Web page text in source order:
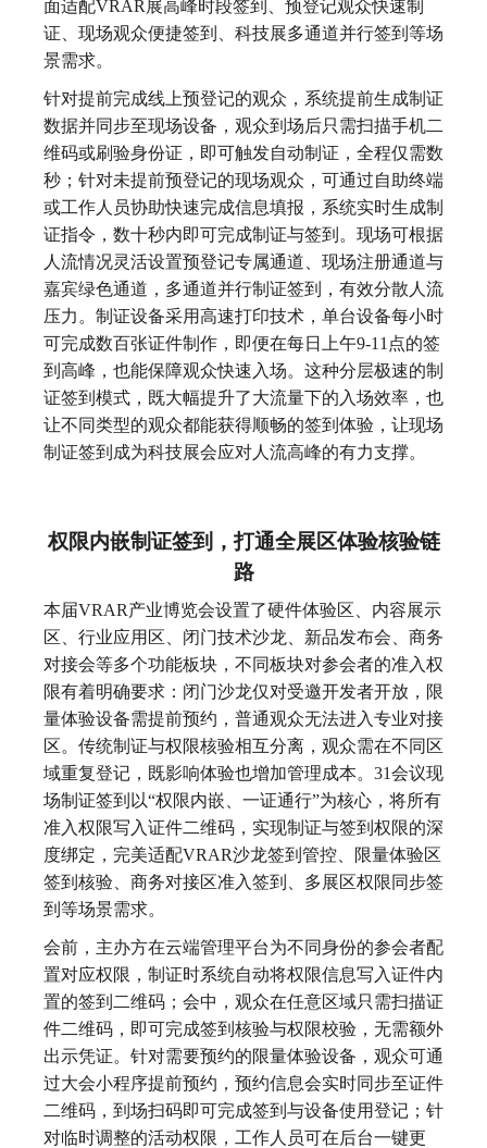
面适配VRAR展高峰时段签到、预登记观众快速制
证、现场观众便捷签到、科技展多通道并行签到等场
景需求。
针对提前完成线上预登记的观众，系统提前生成制证
数据并同步至现场设备，观众到场后只需扫描手机二
维码或刷验身份证，即可触发自动制证，全程仅需数
秒；针对未提前预登记的现场观众，可通过自助终端
或工作人员协助快速完成信息填报，系统实时生成制
证指令，数十秒内即可完成制证与签到。现场可根据
人流情况灵活设置预登记专属通道、现场注册通道与
嘉宾绿色通道，多通道并行制证签到，有效分散人流
压力。制证设备采用高速打印技术，单台设备每小时
可完成数百张证件制作，即便在每日上午9-11点的签
到高峰，也能保障观众快速入场。这种分层极速的制
证签到模式，既大幅提升了大流量下的入场效率，也
让不同类型的观众都能获得顺畅的签到体验，让现场
制证签到成为科技展会应对人流高峰的有力支撑。
权限内嵌制证签到，打通全展区体验核验链
路
本届VRAR产业博览会设置了硬件体验区、内容展示
区、行业应用区、闭门技术沙龙、新品发布会、商务
对接会等多个功能板块，不同板块对参会者的准入权
限有着明确要求：闭门沙龙仅对受邀开发者开放，限
量体验设备需提前预约，普通观众无法进入专业对接
区。传统制证与权限核验相互分离，观众需在不同区
域重复登记，既影响体验也增加管理成本。31会议现
场制证签到以“权限内嵌、一证通行”为核心，将所有
准入权限写入证件二维码，实现制证与签到权限的深
度绑定，完美适配VRAR沙龙签到管控、限量体验区
签到核验、商务对接区准入签到、多展区权限同步签
到等场景需求。
会前，主办方在云端管理平台为不同身份的参会者配
置对应权限，制证时系统自动将权限信息写入证件内
置的签到二维码；会中，观众在任意区域只需扫描证
件二维码，即可完成签到核验与权限校验，无需额外
出示凭证。针对需要预约的限量体验设备，观众可通
过大会小程序提前预约，预约信息会实时同步至证件
二维码，到场扫码即可完成签到与设备使用登记；针
对临时调整的活动权限，工作人员可在后台一键更